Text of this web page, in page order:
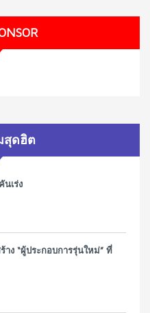
สุดฮิต
นเร่ง
าง “ผู้ประกอบการรุ่นใหม่” ที่